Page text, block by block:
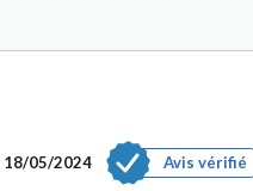
18/05/2024 Avis vérifié